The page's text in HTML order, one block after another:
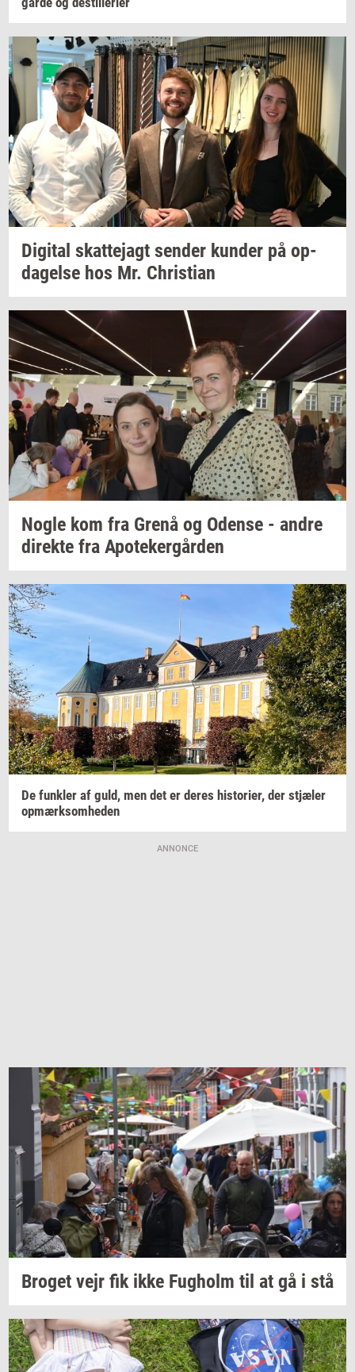
Di­gi­tal skat­tej­agt sen­der kun­der på op­
da­gel­se hos Mr. Chri­sti­an
Nogle kom fra Grenå og Oden­se - andre
di­rek­te fra Apo­te­ker­går­den
De funk­ler af guld, men det er deres hi­sto­ri­er, der stjæ­ler
op­mærk­som­he­den
ANNONCE
Bro­get vejr fik ikke Fug­holm til at gå i stå